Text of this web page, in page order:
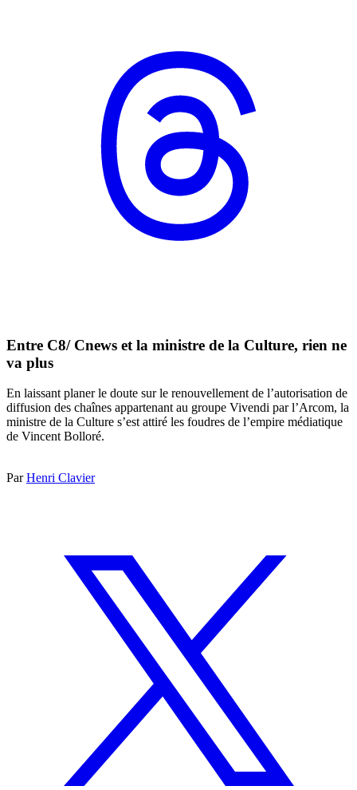
Entre C8/ Cnews et la ministre de la Culture, rien ne
va plus
En laissant planer le doute sur le renouvellement de l’autorisation de
diffusion des chaînes appartenant au groupe Vivendi par l’Arcom, la
ministre de la Culture s’est attiré les foudres de l’empire médiatique
de Vincent Bolloré.
ParHenri Clavier